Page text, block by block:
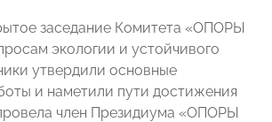
заседание Комитета «ОПОРЫ
экологии и устойчивого
утвердили основные
и наметили пути достижения
член Президиума «ОПОРЫ